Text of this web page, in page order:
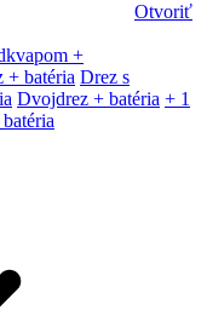
Otvoriť
+
+ batéria Drez s
Dvojdrez + batéria + 1